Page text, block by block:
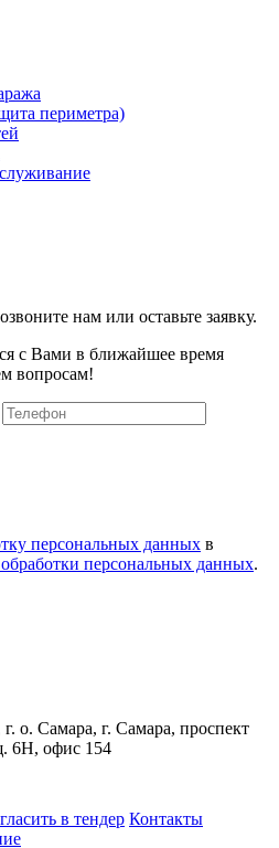
периметра)
нам или оставьте заявку.
с Вами в ближайшее время
вопросам!
персональных данных в
персональных данных.
о. Самара, г. Самара, проспект
6Н, офис 154
в тендер Контакты